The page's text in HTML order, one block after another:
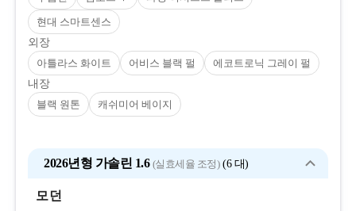
현대 스마트센스
외장
아틀라스 화이트
어비스 블랙 펄
에코트로닉 그레이 펄
내장
블랙 원톤
캐쉬미어 베이지
2026년형 가솔린 1.6 (실효세율 조정) 6 대
모던